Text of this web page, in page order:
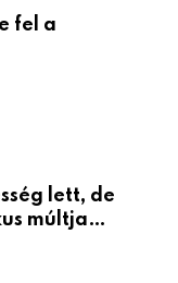
fel a
lett, de
múltja